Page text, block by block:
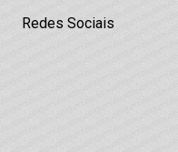
Redes Sociais